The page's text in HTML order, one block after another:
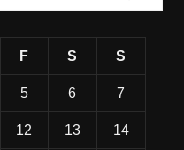
F S S
5 6 7
12 13 14